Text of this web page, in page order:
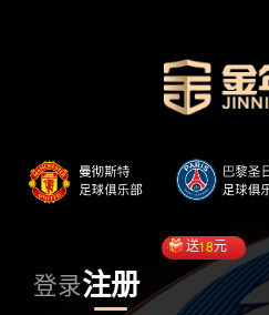
登录注册
送18元